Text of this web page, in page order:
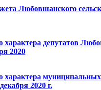
Любовшанского
депутатов
2020
характера
2020 г.